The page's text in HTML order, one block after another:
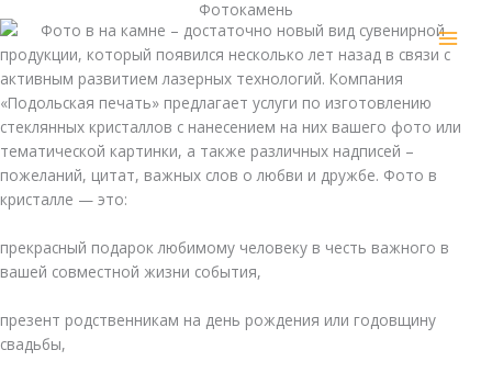
к
содержимому
Фотокамень
Фото в на камне – достаточно новый вид сувенирной
продукции, который появился несколько лет назад в связи с
активным развитием лазерных технологий. Компания
«Подольская печать» предлагает услуги по изготовлению
стеклянных кристаллов с нанесением на них вашего фото или
тематической картинки, а также различных надписей –
пожеланий, цитат, важных слов о любви и дружбе. Фото в
кристалле — это:
прекрасный подарок любимому человеку в честь важного в
вашей совместной жизни события,
презент родственникам на день рождения или годовщину
свадьбы,